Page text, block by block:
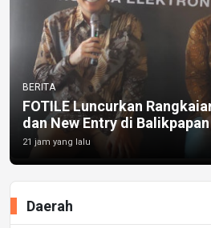
BERITA
FOTILE Luncurkan
dan New Entry di Balikpapan
21 jam yang lalu
Daerah